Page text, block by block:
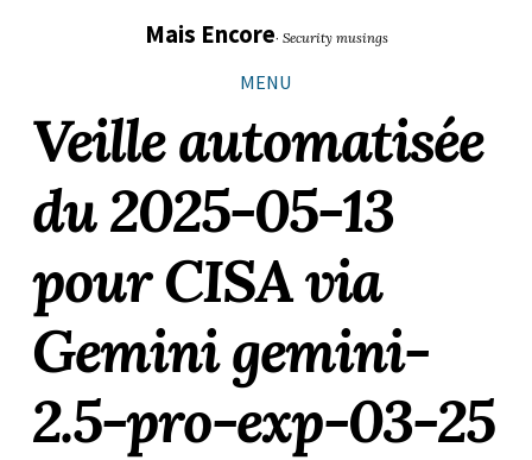
principale
page
Mais Encore· Security musings
MENU
Veille automatisée
du 2025-05-13
pour CISA via
Gemini gemini-
2.5-pro-exp-03-25